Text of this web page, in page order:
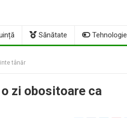
Sănătate Tehnologie
tânăr
zi obositoare ca